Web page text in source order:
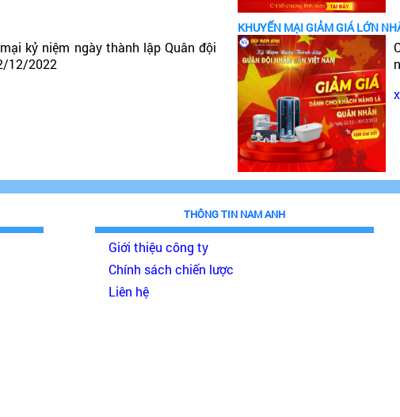
kỷ niệm ngày thành lập Quân đội
12/2022
KHUYẾN MẠI GIẢM GIÁ LỚN
THÔNG TIN NAM ANH
Giới thiệu công ty
Chính sách chiến lược
Liên hệ